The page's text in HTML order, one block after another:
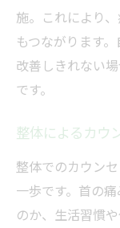
施。これにより
もつながります
改善しきれない
です。
整体によるカウ
整体でのカウン
一歩です。首の
のか、生活習慣